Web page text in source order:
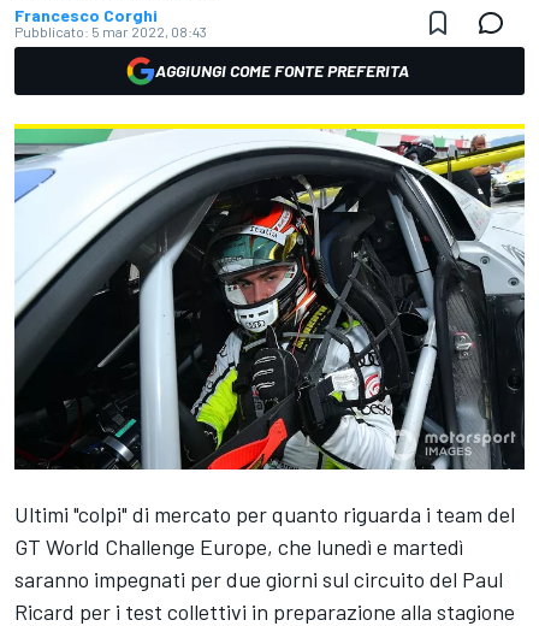
Francesco Corghi
Pubblicato: 5 mar 2022, 08:43
AGGIUNGI COME FONTE PREFERITA
Ultimi "colpi" di mercato per quanto riguarda i team del
GT World Challenge Europe, che lunedì e martedì
saranno impegnati per due giorni sul circuito del Paul
Ricard per i test collettivi in preparazione alla stagione